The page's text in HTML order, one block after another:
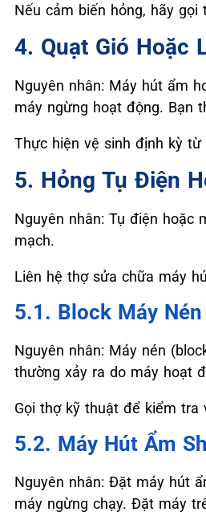
Nếu cảm biến hỏng, hãy
4. Quạt Gió Hoặc
Nguyên nhân: Máy hút ẩm
máy ngừng hoạt động. Bạn
Thực hiện vệ sinh định kỳ
5. Hỏng Tụ Điện
Nguyên nhân: Tụ điện hoặc
mạch.
Liên hệ thợ sửa chữa máy
5.1. Block Máy
Nguyên nhân: Máy nén
thường xảy ra do máy hoạt
Gọi thợ kỹ thuật để kiểm tra
5.2. Máy Hút Ẩm
Nguyên nhân: Đặt máy hút
máy ngừng chạy. Đặt máy